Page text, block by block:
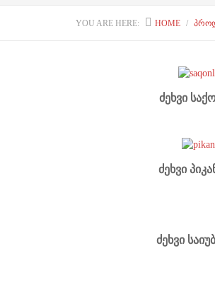
YOU ARE HERE: HOME
ძეხვი
ძეხვი
ძეხვი